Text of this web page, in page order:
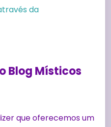
da
Blog Místicos
que oferecemos um